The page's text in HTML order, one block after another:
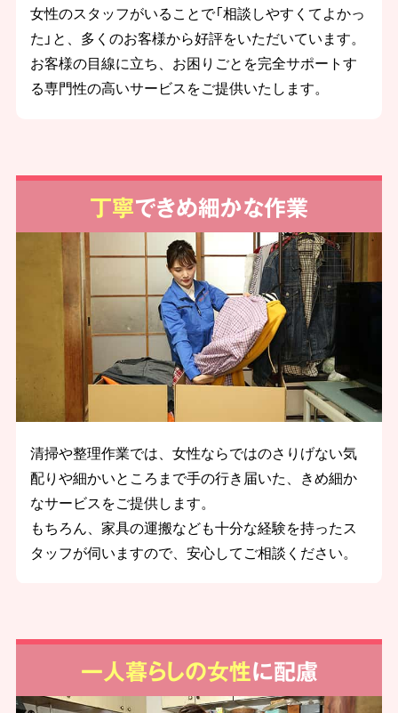
女性のスタッフがいることで「相談しやすくてよかっ
た」と、多くのお客様から好評をいただいています。
お客様の目線に立ち、お困りごとを完全サポートす
る専門性の高いサービスをご提供いたします。
丁寧できめ細かな作業
清掃や整理作業では、女性ならではのさりげない気
配りや細かいところまで手の行き届いた、きめ細か
なサービスをご提供します。
もちろん、家具の運搬なども十分な経験を持ったス
タッフが伺いますので、安心してご相談ください。
一人暮らしの女性に配慮